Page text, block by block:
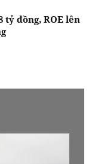
tỷ đồng, ROE lên